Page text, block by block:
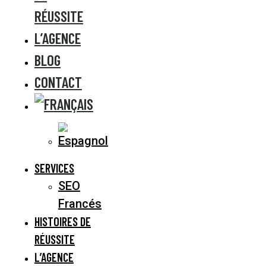
RÉUSSITE
L’AGENCE
BLOG
CONTACT
SERVICES
SEO
Francés
HISTOIRES DE
RÉUSSITE
L’AGENCE